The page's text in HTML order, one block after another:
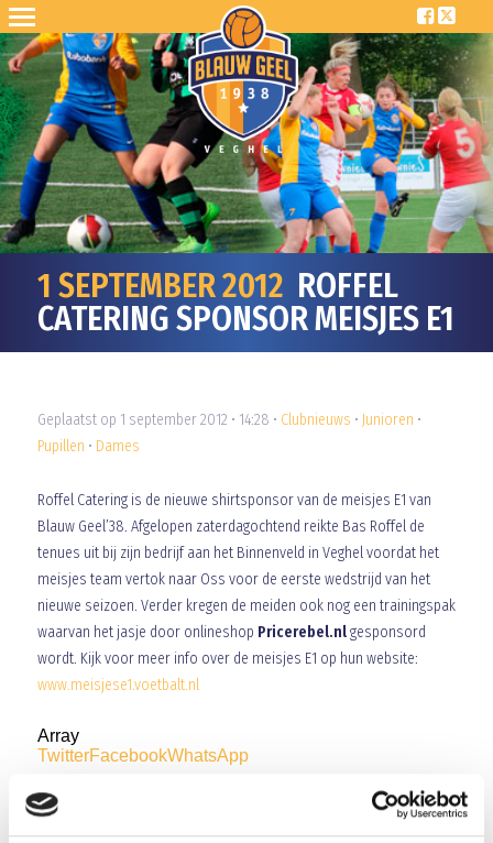
1 SEPTEMBER 2012 ROFFEL
CATERING SPONSOR MEISJES E1
Geplaatst op 1 september 2012 • 14:28 • Clubnieuws • Junioren •
Pupillen • Dames
Roffel Catering is de nieuwe shirtsponsor van de meisjes E1 van
Blauw Geel’38. Afgelopen zaterdagochtend reikte Bas Roffel de
tenues uit bij zijn bedrijf aan het Binnenveld in Veghel voordat het
meisjes team vertok naar Oss voor de eerste wedstrijd van het
nieuwe seizoen. Verder kregen de meiden ook nog een trainingspak
waarvan het jasje door onlineshop Pricerebel.nlgesponsord
wordt. Kijk voor meer info over de meisjes E1 op hun website:
www.meisjese1.voetbalt.nl
Array
TwitterFacebookWhatsApp
Open Dagen start met 70 kinderen o.l.v. Patrick Cissen en zijn